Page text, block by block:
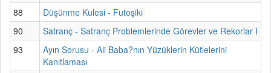
88
Düşünme Kulesi - Futoşiki
90
Satranç - Satranç Problemlerinde Görevler ve Rekorlar I
93
Ayın Sorusu - Ali Baba?nın Yüzüklerin Kütlelerini
Kanıtlaması